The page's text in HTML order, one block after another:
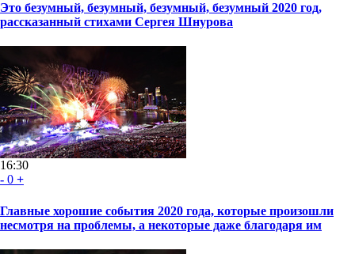
Это безумный, безумный, безумный, безумный 2020 год,
рассказанный стихами Сергея Шнурова
16:30
- 0 +
Главные хорошие события 2020 года, которые произошли
несмотря на проблемы, а некоторые даже благодаря им